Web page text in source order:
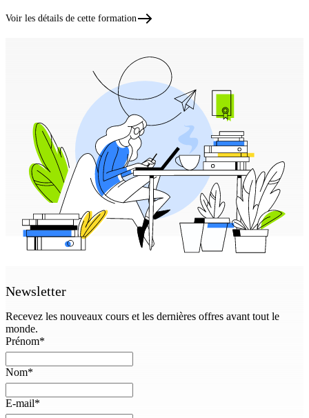
Voir les détails de cette formation
Newsletter
Recevez les nouveaux cours et les dernières offres avant tout le
monde.
Prénom*
Nom*
E-mail*